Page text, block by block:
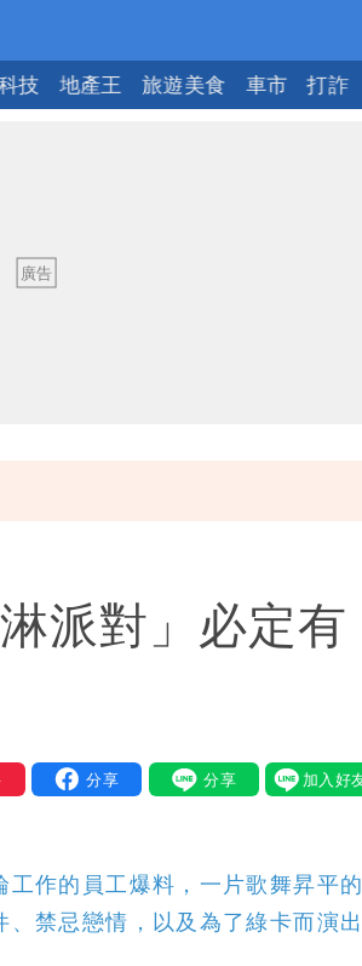
技 地產王 旅遊美食 車市 打詐
盡失派對」必定有
工作的員工爆料，一片歌舞昇平的
禁忌戀情，以及為了綠卡而演出